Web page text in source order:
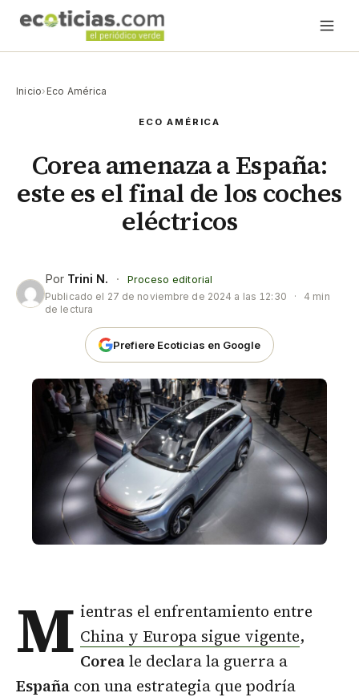
Inicio› Eco América
ECO AMÉRICA
Corea amenaza a España:
este es el final de los coches
eléctricos
Por Trini N. ·
Proceso editorial
Publicado el 27 de noviembre de 2024 a las 12:30 ·
4 min
de lectura
Prefiere Ecoticias en Google
M ientras el enfrentamiento entre
China y Europa sigue vigente,
Coreale declara la guerra a
España con una estrategia que podría